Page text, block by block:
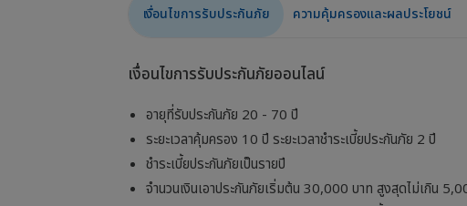
เงื่อนไขการรับประกันภัย ความคุ้มครองและผลประโยชน์
เงื่อนไขการรับประกันภัยออนไลน์
อายุที่รับประกันภัย 20 - 70 ปี
ระยะเวลาคุ้มครอง 10 ปี ระยะเวลาชำระเบี้ยประกันภัย 2 ปี
ชำระเบี้ยประกันภัยเป็นรายปี
จำนวนเงินเอาประกันภัยเริ่มต้น 30,000 บาท สูงสุดไม่เกิน